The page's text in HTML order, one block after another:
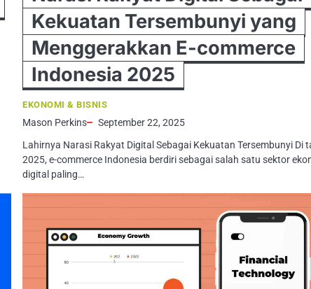
Kekuatan Tersembunyi yang
Menggerakkan E-commerce
Indonesia 2025
EKONOMI & BISNIS
Mason Perkins
September 22, 2025
Lahirnya Narasi Rakyat Digital Sebagai Kekuatan Tersembunyi Di
2025, e-commerce Indonesia berdiri sebagai salah satu sektor
digital paling…